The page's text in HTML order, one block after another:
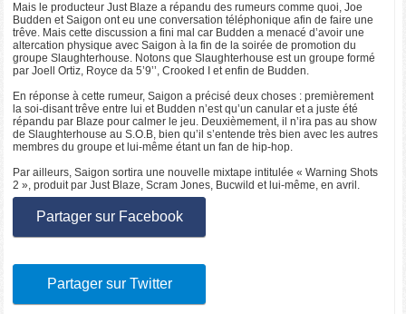
Mais le producteur Just Blaze a répandu des rumeurs comme quoi, Joe
Budden et Saigon ont eu une conversation téléphonique afin de faire une
trêve. Mais cette discussion a fini mal car Budden a menacé d’avoir une
altercation physique avec Saigon à la fin de la soirée de promotion du
groupe Slaughterhouse. Notons que Slaughterhouse est un groupe formé
par Joell Ortiz, Royce da 5’9’’, Crooked I et enfin de Budden.
En réponse à cette rumeur, Saigon a précisé deux choses : premièrement
la soi-disant trêve entre lui et Budden n’est qu’un canular et a juste été
répandu par Blaze pour calmer le jeu. Deuxièmement, il n’ira pas au show
de Slaughterhouse au S.O.B, bien qu’il s’entende très bien avec les autres
membres du groupe et lui-même étant un fan de hip-hop.
Par ailleurs, Saigon sortira une nouvelle mixtape intitulée « Warning Shots
2 », produit par Just Blaze, Scram Jones, Bucwild et lui-même, en avril.
Partager sur Facebook
Partager sur Twitter